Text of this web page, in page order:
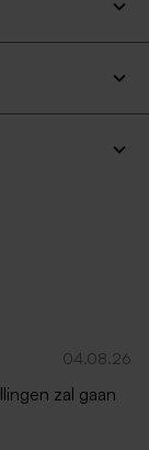
04.08.26
zal gaan